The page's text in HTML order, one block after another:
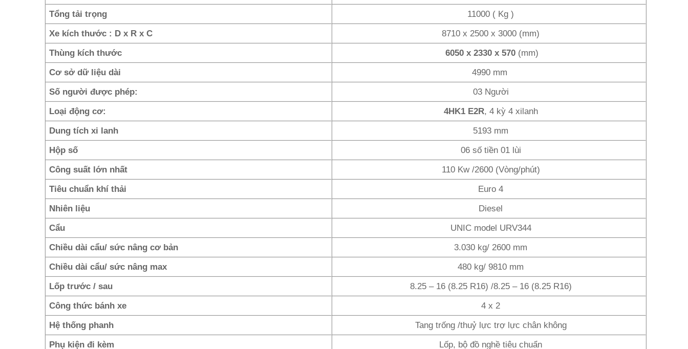
Tổng tải trọng
11000 ( Kg )
Xe kích thước : D x R x C
8710 x 2500 x 3000 (mm)
Thùng kích thước
6050 x 2330 x 570 (mm)
Cơ sở dữ liệu dài
4990 mm
Số người được phép:
03 Người
Loại động cơ:
4HK1 E2R, 4 kỳ 4 xilanh
Dung tích xi lanh
5193 mm
Hộp số
06 số tiền 01 lùi
Công suất lớn nhất
110 Kw /2600 (Vòng/phút)
Tiêu chuẩn khí thải
Euro 4
Nhiên liệu
Diesel
Cẩu
UNIC model URV344
Chiều dài cẩu/ sức nâng cơ bản
3.030 kg/ 2600 mm
Chiều dài cẩu/ sức nâng max
480 kg/ 9810 mm
Lốp trước / sau
8.25 – 16 (8.25 R16) /8.25 – 16 (8.25 R16)
Công thức bánh xe
4 x 2
Hệ thống phanh
Tang trống /thuỷ lực trợ lực chân không
Phụ kiện đi kèm
Lốp, bộ đồ nghề tiêu chuẩn